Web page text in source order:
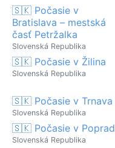
🇸🇰 Počasie v
Bratislava – mestská
časť Petržalka
Slovenská Republika
🇸🇰 Počasie v Žilina
Slovenská Republika
🇸🇰 Počasie v Trnava
Slovenská Republika
🇸🇰 Počasie v Poprad
Slovenská Republika